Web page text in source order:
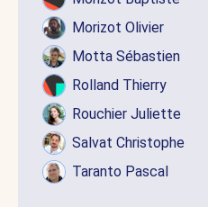
Morizot Olivier
Motta Sébastien
Rolland Thierry
Rouchier Juliette
Salvat Christophe
Taranto Pascal